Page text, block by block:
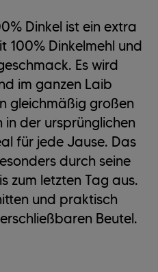
Dinkel ist ein extra
100% Dinkelmehl und
Es wird
im ganzen Laib
gleichmäßig großen
in der ursprünglichen
für jede Jause. Das
durch seine
zum letzten Tag aus.
und praktisch
Beutel.